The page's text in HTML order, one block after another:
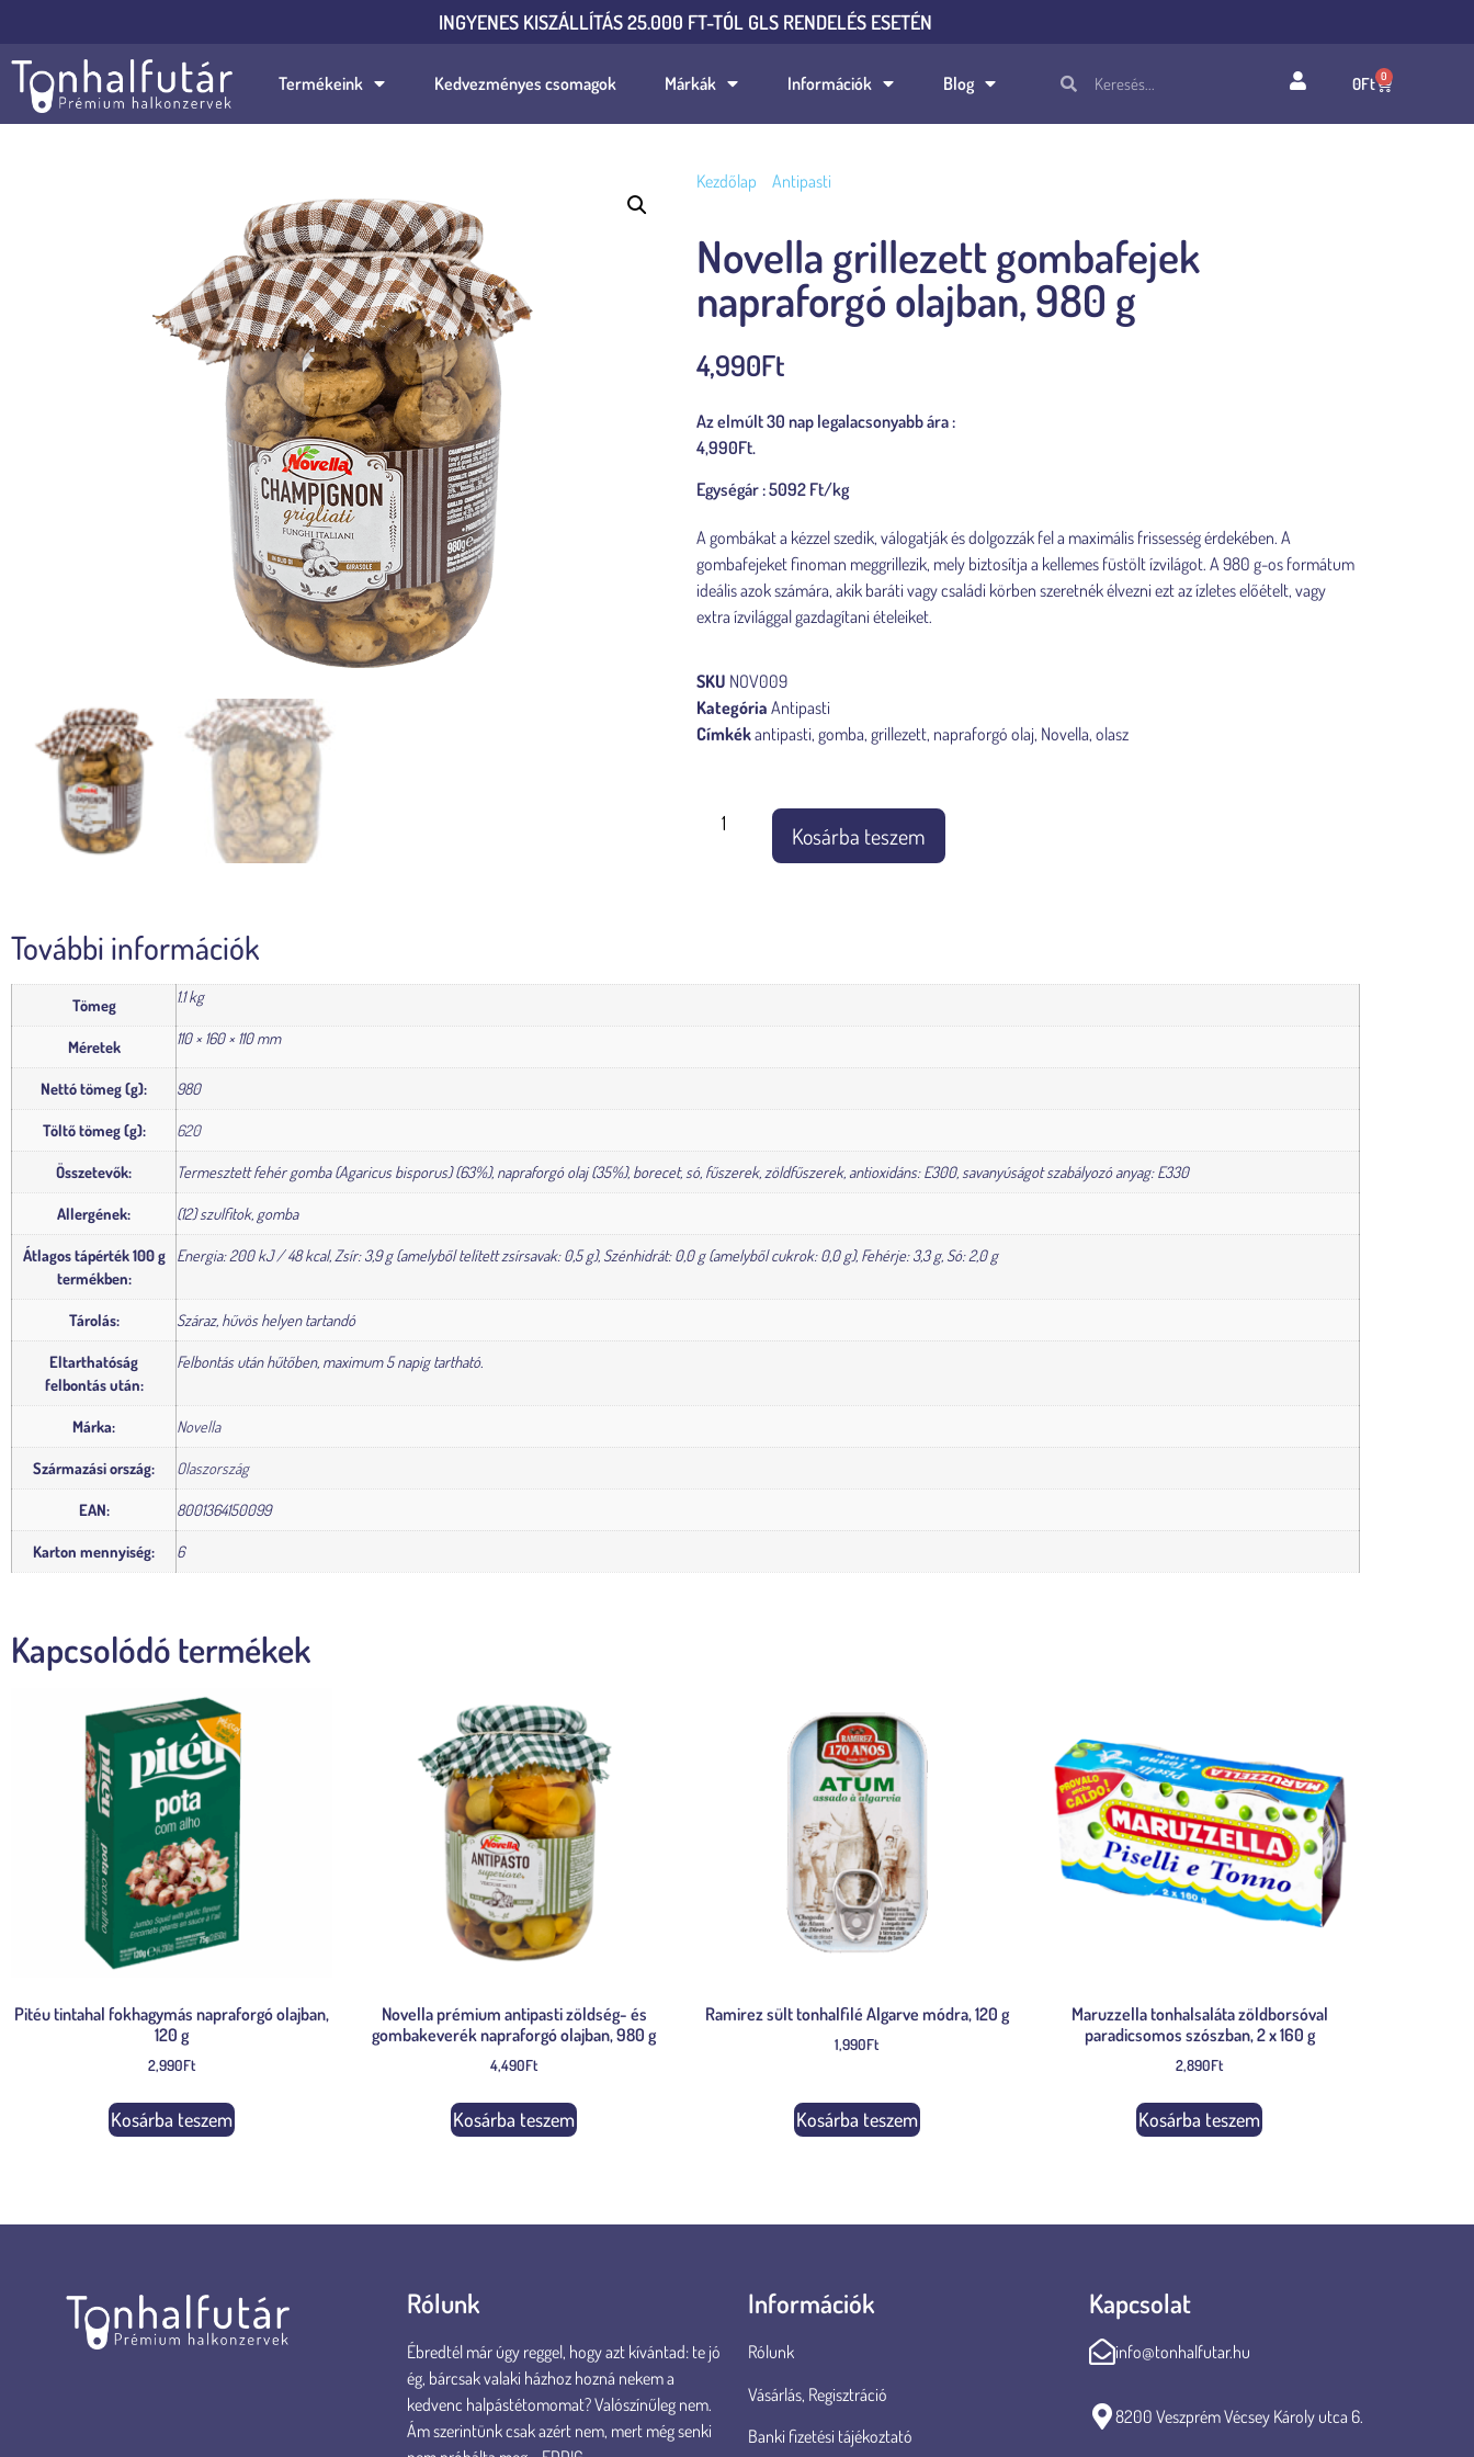
INGYENES KISZÁLLÍTÁS 25.000 FT-TÓL GLS RENDELÉS ESETÉN
Termékeink Kedvezményes csomagok Márkák Információk Blog 0Ft 0
Kezdőlap Antipasti
Novella grillezett gombafejek
napraforgó olajban, 980 g
4,990Ft
Az elmúlt 30 nap legalacsonyabb ára :
4,990Ft.
Egységár : 5092 Ft/kg
A gombákat a kézzel szedik, válogatják és dolgozzák fel a maximális frissesség érdekében. A
gombafejeket finoman meggrillezik, mely biztosítja a kellemes füstölt ízvilágot. A 980 g-os formátum
ideális azok számára, akik baráti vagy családi körben szeretnék élvezni ezt az ízletes előételt, vagy
extra ízvilággal gazdagítani ételeiket.
SKU NOV009
Kategória Antipasti
Címkékantipasti, gomba, grillezett, napraforgó olaj, Novella, olasz
Kosárba teszem
További információk
Tömeg 1.1 kg
Méretek 110 × 160 × 110 mm
Nettó tömeg (g): 980
Töltő tömeg (g): 620
Összetevők: Termesztett fehér gomba (Agaricus bisporus) (63%), napraforgó olaj (35%), borecet, só, fűszerek, zöldfűszerek, antioxidáns: E300, savanyúságot szabályozó anyag: E330
Allergének: (12) szulfitok, gomba
Átlagos tápérték 100 g
termékben:
Energia: 200 kJ / 48 kcal, Zsír: 3,9 g (amelyből telített zsírsavak: 0,5 g), Szénhidrát: 0,0 g (amelyből cukrok: 0,0 g), Fehérje: 3,3 g, Só: 2,0 g
Tárolás: Száraz, hűvös helyen tartandó
Eltarthatóság
felbontás után:
Felbontás után hűtőben, maximum 5 napig tartható.
Márka: Novella
Származási ország: Olaszország
EAN: 8001364150099
Karton mennyiség: 6
Kapcsolódó termékek
Pitéu tintahal fokhagymás napraforgó olajban,
120 g
2,990Ft
Kosárba teszem
Novella prémium antipasti zöldség- és
gombakeverék napraforgó olajban, 980 g
4,490Ft
Kosárba teszem
Ramirez sült tonhalfilé Algarve módra, 120 g
1,990Ft
Kosárba teszem
Maruzzella tonhalsaláta zöldborsóval
paradicsomos szószban, 2 x 160 g
2,890Ft
Kosárba teszem
Rólunk
Ébredtél már úgy reggel, hogy azt kívántad: te jó
ég, bárcsak valaki házhoz hozná nekem a
kedvenc halpástétomomat? Valószínűleg nem.
Ám szerintünk csak azért nem, mert még senki
Információk
Rólunk
Vásárlás, Regisztráció
Banki fizetési tájékoztató
Kapcsolat
info@tonhalfutar.hu
8200 Veszprém Vécsey Károly utca 6.